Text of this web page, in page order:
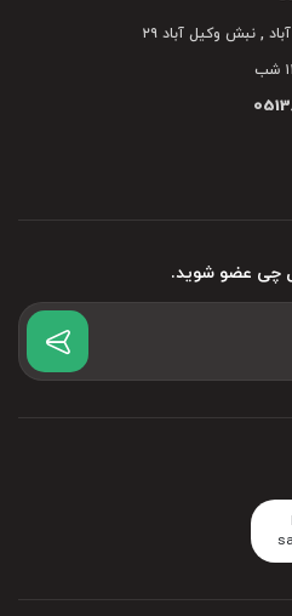
چی عضو شوید.
, نبش وکیل آباد ۲۹